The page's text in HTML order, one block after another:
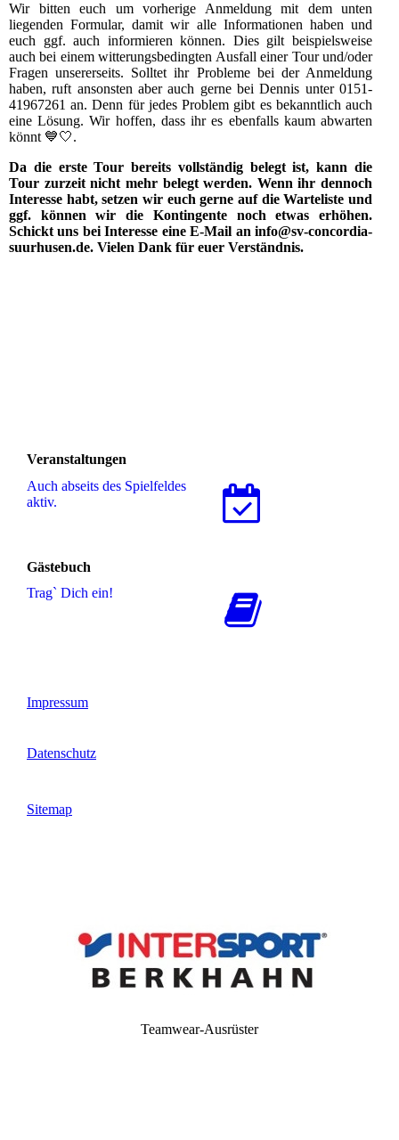
Wir bitten euch um vorherige Anmeldung mit dem unten
liegenden Formular, damit wir alle Informationen haben und
euch ggf. auch informieren können. Dies gilt beispielsweise
auch bei einem witterungsbedingten Ausfall einer Tour und/oder
Fragen unsererseits. Solltet ihr Probleme bei der Anmeldung
haben, ruft ansonsten aber auch gerne bei Dennis unter 0151-
41967261 an. Denn für jedes Problem gibt es bekanntlich auch
eine Lösung. Wir hoffen, dass ihr es ebenfalls kaum abwarten
könnt 💙🤍.
Da die erste Tour bereits vollständig belegt ist, kann die
Tour zurzeit nicht mehr belegt werden. Wenn ihr dennoch
Interesse habt, setzen wir euch gerne auf die Warteliste und
ggf. können wir die Kontingente noch etwas erhöhen.
Schickt uns bei Interesse eine E-Mail an info@sv-concordia-
suurhusen.de. Vielen Dank für euer Verständnis.
Veranstaltungen
Auch abseits des Spielfeldes
aktiv.
Gästebuch
Trag` Dich ein!
Impressum
Datenschutz
Sitemap
Teamwear-Ausrüster